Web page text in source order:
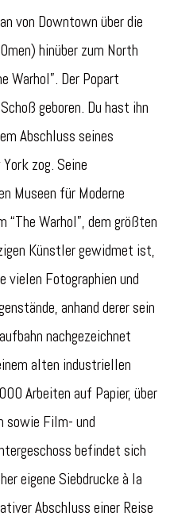
von Downtown über die
hinüber zum North
Warhol”. Der Popart
geboren. Du hast ihn
Abschluss seines
zog. Seine
Museen für Moderne
“The Warhol”, dem größten
Künstler gewidmet ist,
vielen Fotographien und
anhand derer sein
nachgezeichnet
alten industriellen
Arbeiten auf Papier, über
Film- und
befindet sich
eigene Siebdrucke à la
Abschluss einer Reise